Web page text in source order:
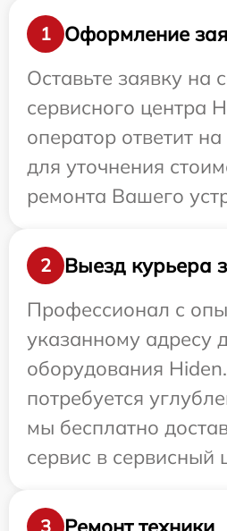
1
Оформление
Оставьте заявку на
сервисного центра
оператор ответит
для уточнения
ремонта Вашего
2
Выезд курьера
Профессионал с
указанному адресу
оборудования
потребуется
мы бесплатно
сервис в сервисный
3